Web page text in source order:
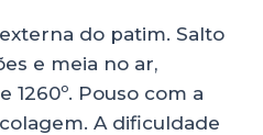
do patim. Salto
e meia no ar,
Pouso com a
A dificuldade